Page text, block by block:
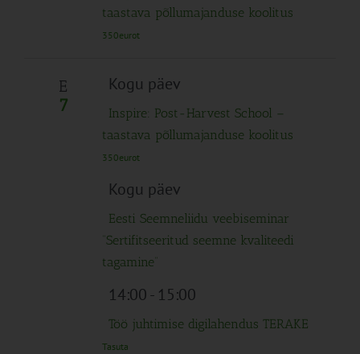
taastava põllumajanduse koolitus
350eurot
E
7
Kogu päev
Inspire: Post-Harvest School –
taastava põllumajanduse koolitus
350eurot
Kogu päev
Eesti Seemneliidu veebiseminar
“Sertifitseeritud seemne kvaliteedi
tagamine”
14:00- 15:00
Töö juhtimise digilahendus TERAKE
Tasuta